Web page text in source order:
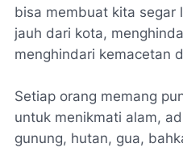
bisa membuat kita segar
jauh dari kota,
menghindari kemacetan
Setiap orang memang
untuk menikmati alam,
gunung, hutan, gua,